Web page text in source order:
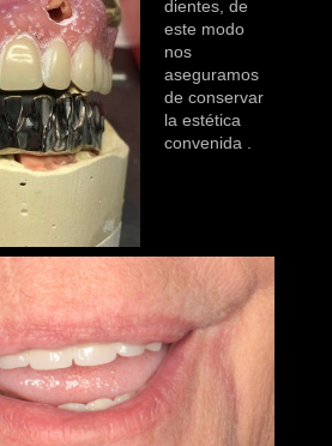
dientes, de
este modo
nos
aseguramos
de conservar
la estética
convenida .